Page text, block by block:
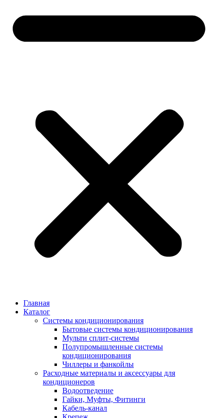
Главная
Каталог
Системы кондиционирования
Бытовые системы кондиционирования
Мульти сплит-системы
Полупромышленные системы
кондиционирования
Чиллеры и фанкойлы
Расходные материалы и аксессуары для
кондиционеров
Водоотведение
Гайки, Муфты, Фитинги
Кабель-канал